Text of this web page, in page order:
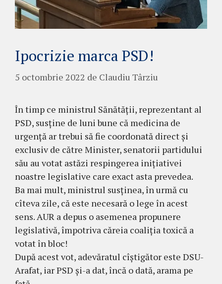
Ipocrizie marca PSD!
5 octombrie 2022 de Claudiu Târziu
În timp ce ministrul Sănătății, reprezentant al
PSD, susține de luni bune că medicina de
urgență ar trebui să fie coordonată direct și
exclusiv de către Minister, senatorii partidului
său au votat astăzi respingerea inițiativei
noastre legislative care exact asta prevedea.
Ba mai mult, ministrul susținea, în urmă cu
cîteva zile, că este necesară o lege în acest
sens. AUR a depus o asemenea propunere
legislativă, împotriva căreia coaliția toxică a
votat în bloc!
După acest vot, adevăratul cîștigător este DSU-
Arafat, iar PSD și-a dat, încă o dată, arama pe